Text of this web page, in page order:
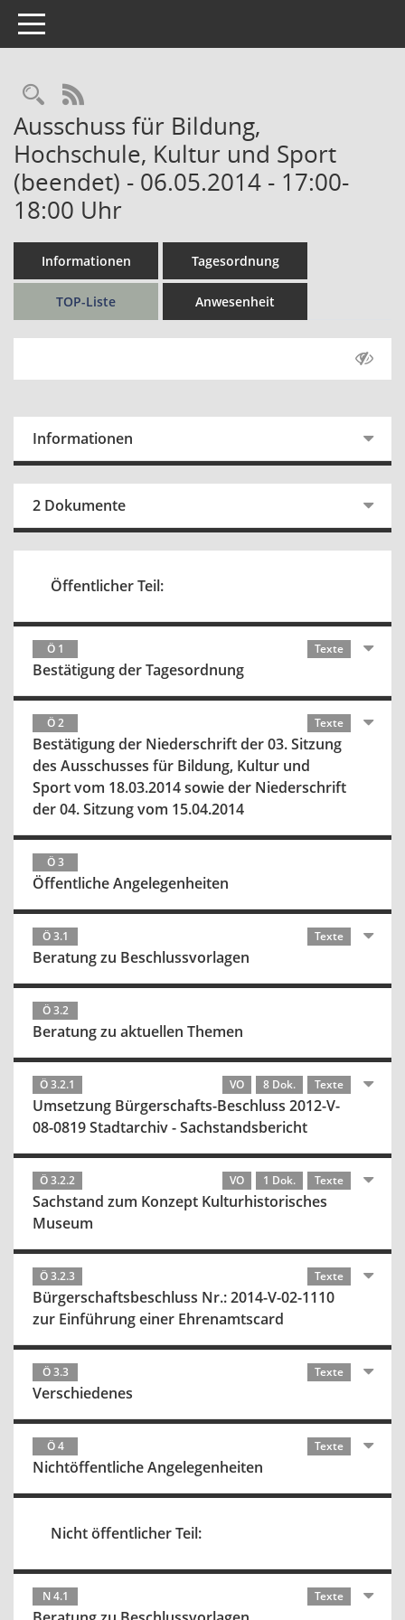
Toggle navigation
Rechercheauswahl
RSS-Feed
Ausschuss für Bildung,
Hochschule, Kultur und Sport
(beendet) - 06.05.2014 - 17:00-
18:00 Uhr
Informationen Tagesordnung
TOP-Liste Anwesenheit
Informationen
2 Dokumente
Öffentlicher Teil:
Ö 1 Texte
Bestätigung der Tagesordnung
Ö 2 Texte
Bestätigung der Niederschrift der 03. Sitzung
des Ausschusses für Bildung, Kultur und
Sport vom 18.03.2014 sowie der Niederschrift
der 04. Sitzung vom 15.04.2014
Ö 3
Öffentliche Angelegenheiten
Ö 3.1 Texte
Beratung zu Beschlussvorlagen
Ö 3.2
Beratung zu aktuellen Themen
Ö 3.2.1 VO 8 Dok. Texte
Umsetzung Bürgerschafts-Beschluss 2012-V-
08-0819 Stadtarchiv - Sachstandsbericht
Ö 3.2.2 VO 1 Dok. Texte
Sachstand zum Konzept Kulturhistorisches
Museum
Ö 3.2.3 Texte
Bürgerschaftsbeschluss Nr.: 2014-V-02-1110
zur Einführung einer Ehrenamtscard
Ö 3.3 Texte
Verschiedenes
Ö 4 Texte
Nichtöffentliche Angelegenheiten
Nicht öffentlicher Teil:
N 4.1 Texte